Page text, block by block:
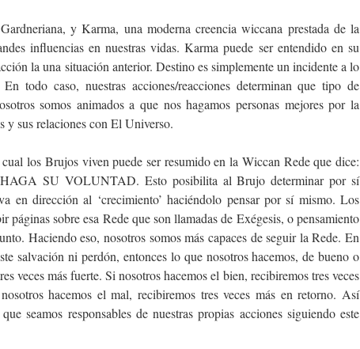
y Karma, una moderna creencia wiccana prestada de la
influencias en nuestras vidas. Karma puede ser entendido en su
la una situación anterior. Destino es simplemente un incidente a lo
todo caso, nuestras acciones/reacciones determinan que tipo de
somos animados a que nos hagamos personas mejores por la
y sus relaciones con El Universo.
los Brujos viven puede ser resumido en la Wiccan Rede que dice:
SU VOLUNTAD. Esto posibilita al Brujo determinar por sí
en dirección al ‘crecimiento’ haciéndolo pensar por sí mismo. Los
páginas sobre esa Rede que son llamadas de Exégesis, o pensamiento
Haciendo eso, nosotros somos más capaces de seguir la Rede. En
salvación ni perdón, entonces lo que nosotros hacemos, de bueno o
veces más fuerte. Si nosotros hacemos el bien, recibiremos tres veces
hacemos el mal, recibiremos tres veces más en retorno. Así
seamos responsables de nuestras propias acciones siguiendo este